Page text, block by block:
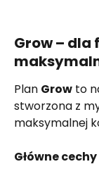
Grow –
Plan Grow to
stworzona z
maksymalnej
Główne